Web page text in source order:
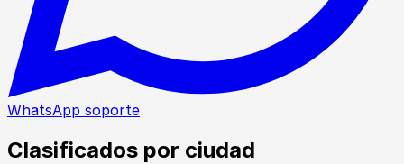
WhatsApp soporte
Clasificados por ciudad